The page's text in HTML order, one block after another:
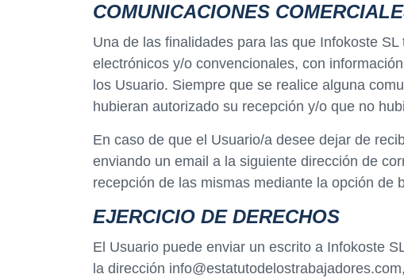
COMUNICACIONES
Una de las finalidades para las que Infokoste
electrónicos y/o convencionales, con
los Usuario. Siempre que se realice alguna
hubieran autorizado su recepción y/o que no
En caso de que el Usuario/a desee dejar de
enviando un email a la siguiente dirección de
recepción de las mismas mediante la opción de
EJERCICIO DE DERECHOS
El Usuario puede enviar un escrito a Infokoste
la dirección